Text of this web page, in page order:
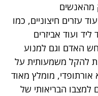
מהאנשים
עזרים חיצוניים, כמו
ועוד אביזרים
האדם וגם למנוע
להקל משמעותית על
מומלץ מאוד
הבריאותי של